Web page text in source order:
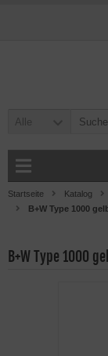
Alle
Startseite Katalog
B+W Type 1000
B+W Type 1000